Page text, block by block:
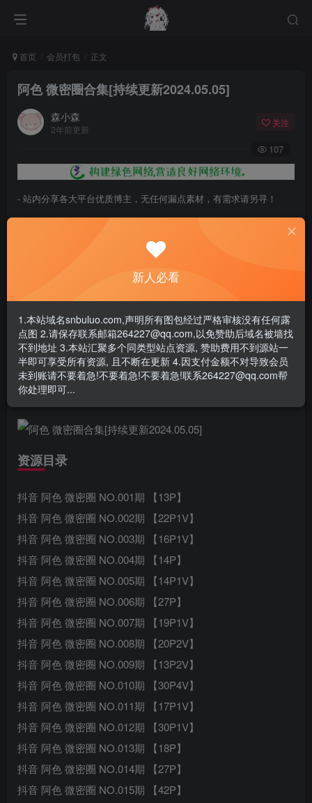
首页 会员打包 正文
阿色 微密圈合集[持续更新2024.05.05]
森小森
2年前更新
关注
107
- 站内分享各大平台优质博主，无任何漏点素材，有需求请另寻！
- 百度网盘提示提取码错误，请更换浏览器重试，这是百度网盘版本问
- 遇见解压密码不对、无法解压，请查看
- 资源失效/充值未到账/账号解禁...等问题请《提交工单》
阿色微密圈合集资源
微博：@阿色
推特：@sesese_ase
资源目录
抖音 阿色 微密圈 NO.001期 【13P】
抖音 阿色 微密圈 NO.002期 【22P1V】
抖音 阿色 微密圈 NO.003期 【16P1V】
抖音 阿色 微密圈 NO.004期 【14P】
抖音 阿色 微密圈 NO.005期 【14P1V】
抖音 阿色 微密圈 NO.006期 【27P】
抖音 阿色 微密圈 NO.007期 【19P1V】
抖音 阿色 微密圈 NO.008期 【20P2V】
抖音 阿色 微密圈 NO.009期 【13P2V】
抖音 阿色 微密圈 NO.010期 【30P4V】
抖音 阿色 微密圈 NO.011期 【17P1V】
抖音 阿色 微密圈 NO.012期 【30P1V】
抖音 阿色 微密圈 NO.013期 【18P】
抖音 阿色 微密圈 NO.014期 【27P】
抖音 阿色 微密圈 NO.015期 【42P】
新人必看
1.本站域名snbuluo.com,声明所有图包经过严格审核没有任何露
点图 2.请保存联系邮箱264227@qq.com,以免赞助后域名被墙找
不到地址 3.本站汇聚多个同类型站点资源, 赞助费用不到源站一
半即可享受所有资源, 且不断在更新 4.因支付金额不对导致会员
未到账请不要着急!不要着急!不要着急!联系264227@qq.com帮
你处理即可...